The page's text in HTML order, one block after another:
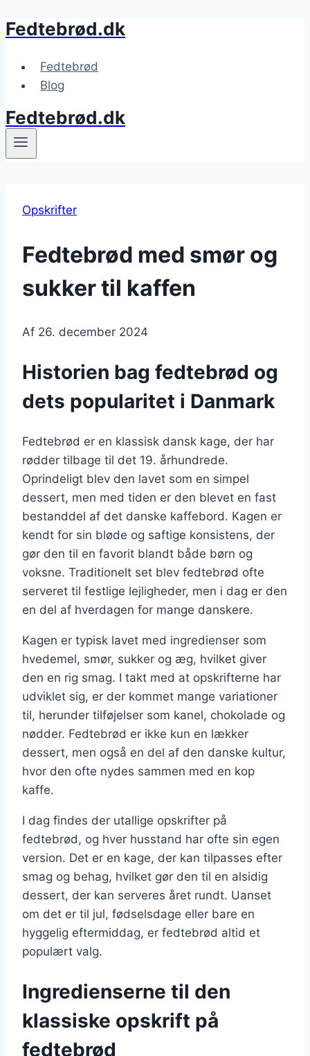
Fortsæt
indhold
Fedtebrød.dk
Fedtebrød
Blog
Fedtebrød.dk
Opskrifter
Fedtebrød med smør og
sukker til kaffen
Af 26. december 2024
Historien bag fedtebrød og
dets popularitet i Danmark
Fedtebrød er en klassisk dansk kage, der har
rødder tilbage til det 19. århundrede.
Oprindeligt blev den lavet som en simpel
dessert, men med tiden er den blevet en fast
bestanddel af det danske kaffebord. Kagen er
kendt for sin bløde og saftige konsistens, der
gør den til en favorit blandt både børn og
voksne. Traditionelt set blev fedtebrød ofte
serveret til festlige lejligheder, men i dag er den
en del af hverdagen for mange danskere.
Kagen er typisk lavet med ingredienser som
hvedemel, smør, sukker og æg, hvilket giver
den en rig smag. I takt med at opskrifterne har
udviklet sig, er der kommet mange variationer
til, herunder tilføjelser som kanel, chokolade og
nødder. Fedtebrød er ikke kun en lækker
dessert, men også en del af den danske kultur,
hvor den ofte nydes sammen med en kop
kaffe.
I dag findes der utallige opskrifter på
fedtebrød, og hver husstand har ofte sin egen
version. Det er en kage, der kan tilpasses efter
smag og behag, hvilket gør den til en alsidig
dessert, der kan serveres året rundt. Uanset
om det er til jul, fødselsdage eller bare en
hyggelig eftermiddag, er fedtebrød altid et
populært valg.
Ingredienserne til den
klassiske opskrift på
fedtebrød